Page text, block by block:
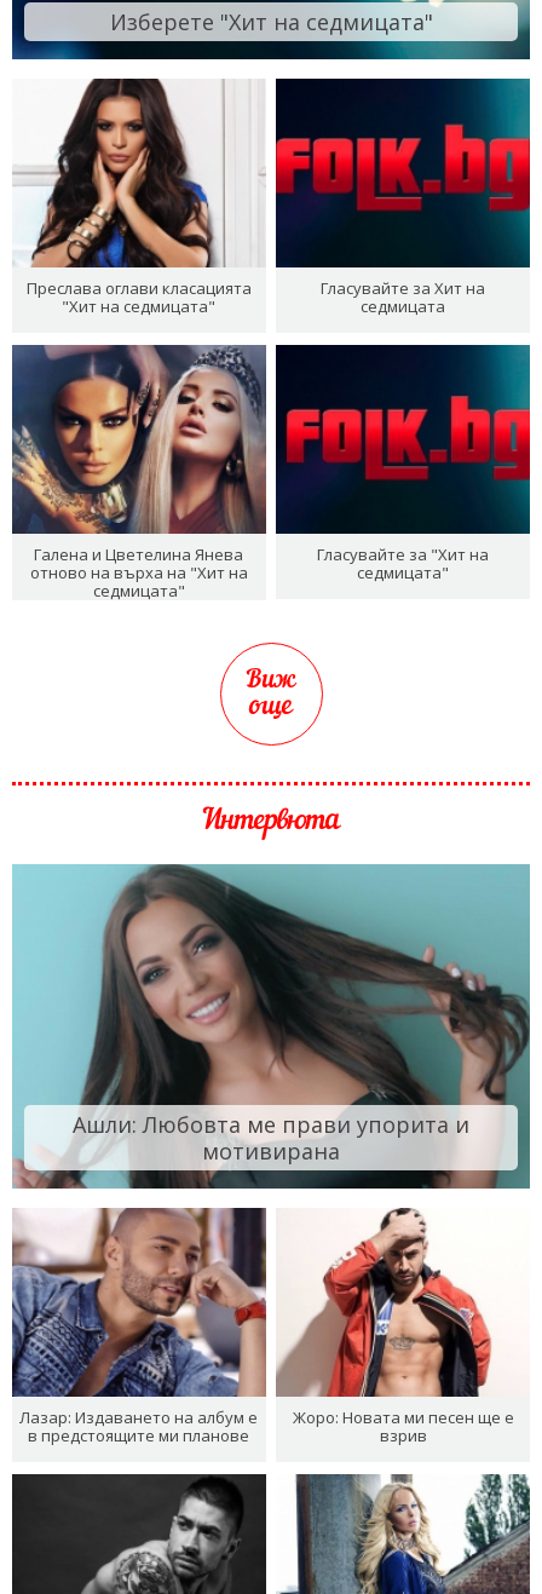
Изберете "Хит на седмицата"
Преслава оглави класацията
"Хит на седмицата"
Гласувайте за Хит на
седмицата
Галена и Цветелина Янева
отново на върха на "Хит на
седмицата"
Гласувайте за "Хит на
седмицата"
Виж
още
Интервюта
Ашли: Любовта ме прави упорита и
мотивирана
Лазар: Издаването на албум е
в предстоящите ми планове
Жоро: Новата ми песен ще е
взрив